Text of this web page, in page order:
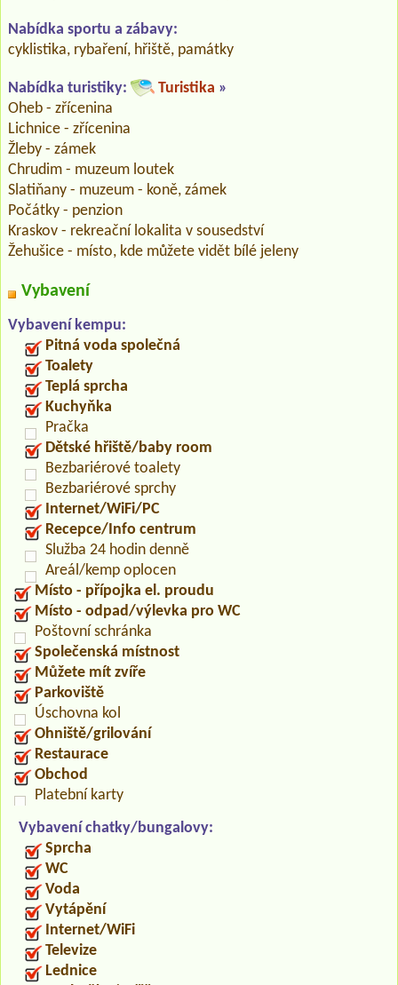
Nabídka sportu a zábavy:
cyklistika, rybaření, hřiště, památky
Nabídka turistiky: Turistika »
Oheb - zřícenina
Lichnice - zřícenina
Žleby - zámek
Chrudim - muzeum loutek
Slatiňany - muzeum - koně, zámek
Počátky - penzion
Kraskov - rekreační lokalita v sousedství
Žehušice - místo, kde můžete vidět bílé jeleny
Vybavení
Vybavení kempu:
Pitná voda společná
Toalety
Teplá sprcha
Kuchyňka
Pračka
Dětské hřiště/baby room
Bezbariérové toalety
Bezbariérové sprchy
Internet/WiFi/PC
Recepce/Info centrum
Služba 24 hodin denně
Areál/kemp oplocen
Místo - přípojka el. proudu
Místo - odpad/výlevka pro WC
Poštovní schránka
Společenská místnost
Můžete mít zvíře
Parkoviště
Úschovna kol
Ohniště/grilování
Restaurace
Obchod
Platební karty
Vybavení chatky/bungalovy:
Sprcha
WC
Voda
Vytápění
Internet/WiFi
Televize
Lednice